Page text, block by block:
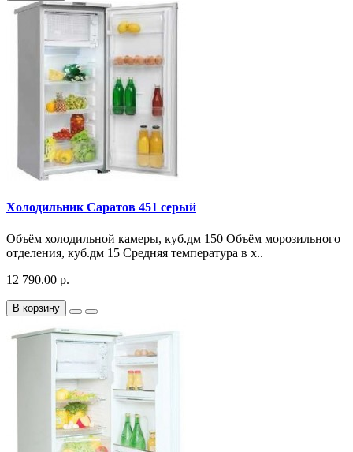
Холодильник Саратов 451 серый
Объём холодильной камеры, куб.дм 150 Объём морозильного
отделения, куб.дм 15 Средняя температура в х..
12 790.00 р.
В корзину